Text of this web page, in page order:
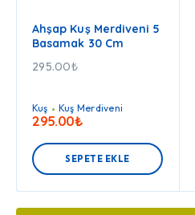
Ahşap Kuş Merdiveni 5
Basamak 30 Cm
295.00₺
Kuş Kuş Merdiveni
295.00₺
SEPETE EKLE